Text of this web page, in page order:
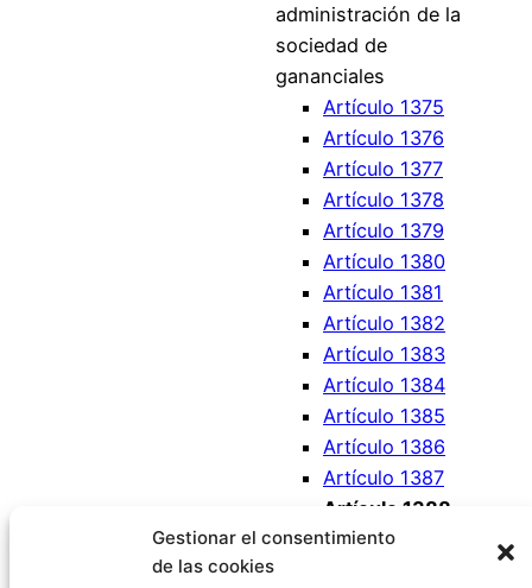
Gestionar el consentimiento
de las cookies
administración de la
sociedad de
gananciales
Artículo 1375
Artículo 1376
Artículo 1377
Artículo 1378
Artículo 1379
Artículo 1380
Artículo 1381
Artículo 1382
Artículo 1383
Artículo 1384
Artículo 1385
Artículo 1386
Artículo 1387
Artículo 1388
Artículo 1389